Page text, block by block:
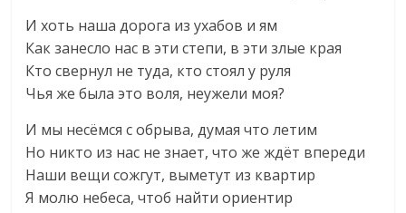
И хоть наша дорога из ухабов и ям
Как занесло нас в эти степи, в эти злые края
Кто свернул не туда, кто стоял у руля
Чья же была это воля, неужели моя?
И мы несёмся с обрыва, думая что летим
Но никто из нас не знает, что же ждёт впереди
Наши вещи сожгут, выметут из квартир
Я молю небеса, чтоб найти ориентир